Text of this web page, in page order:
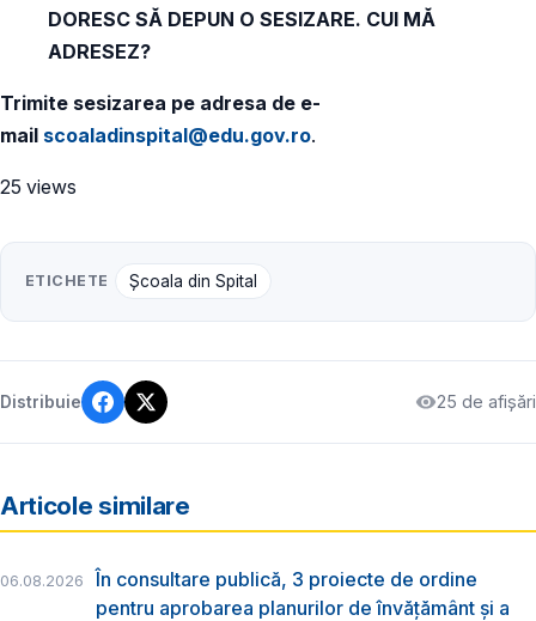
DORESC SĂ DEPUN O SESIZARE. CUI MĂ
ADRESEZ?
Trimite sesizarea pe adresa de e-
mail scoaladinspital@edu.gov.ro.
25 views
ETICHETE Școala din Spital
Distribuie 25 de afișări
Articole similare
06.08.2026
În consultare publică, 3 proiecte de ordine
pentru aprobarea planurilor de învățământ și a